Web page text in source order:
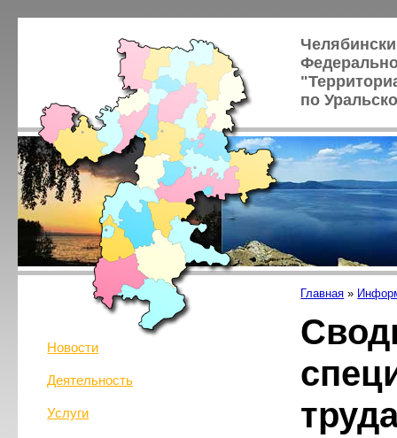
по
Новости
Деятельность
Услуги
Главная »